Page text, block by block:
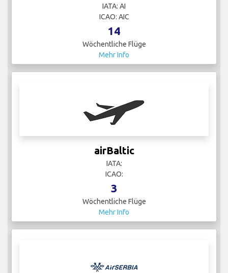
IATA: AI
ICAO: AIC
14
Wöchentliche Flüge
Mehr Info
airBaltic
IATA:
ICAO:
3
Wöchentliche Flüge
Mehr Info